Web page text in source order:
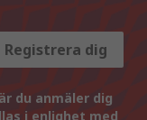
Registrera dig
du anmäler dig
i enlighet med